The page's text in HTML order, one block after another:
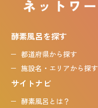
酵素風呂を探す
都道府県から探す
施設名・エリアから探す
サイトナビ
酵素風呂とは？